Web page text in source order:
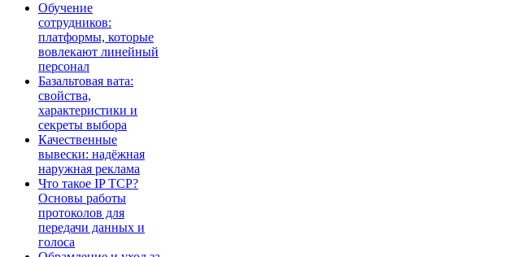
Обучение
сотрудников:
платформы, которые
вовлекают линейный
персонал
Базальтовая вата:
свойства,
характеристики и
секреты выбора
Качественные
вывески: надёжная
наружная реклама
Что такое IP TCP?
Основы работы
протоколов для
передачи данных и
голоса